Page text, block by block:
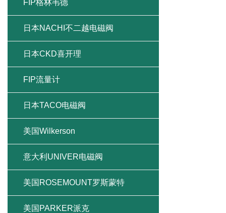
FIP格林韦德
日本NACHI不二越电磁阀
日本CKD喜开理
FIP流量计
日本TACO电磁阀
美国Wilkerson
意大利UNIVER电磁阀
美国ROSEMOUNT罗斯蒙特
美国PARKER派克